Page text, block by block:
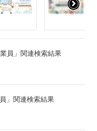
員」関連検索結果
」関連検索結果